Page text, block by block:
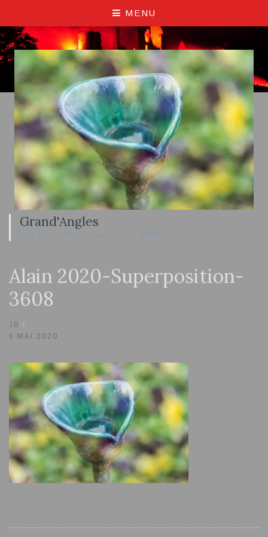
MENU
Grand'Angles
Alain 2020-Superposition-
3608
JB
6 MAI 2020